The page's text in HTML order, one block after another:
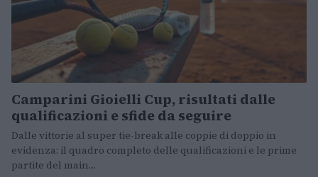
Camparini Gioielli Cup, risultati dalle
qualificazioni e sfide da seguire
Dalle vittorie al super tie-break alle coppie di doppio in
evidenza: il quadro completo delle qualificazioni e le prime
partite del main…